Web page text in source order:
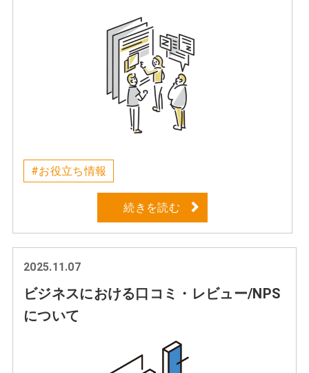
#お役立ち情報
続きを読む
2025.11.07
ビジネスにおける口コミ・レビュー/NPS
について